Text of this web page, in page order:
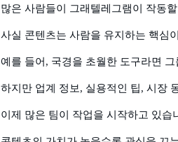
많은 사람들이 그래 텔레그램이 작동
사실 콘텐츠는 사람을 유지하는 핵심
예를 들어, 국경을 초월한 도구라면
하지만 업계 정보, 실용적인 팁, 시장
이제 많은 팀이 작업을 시작하고 있습